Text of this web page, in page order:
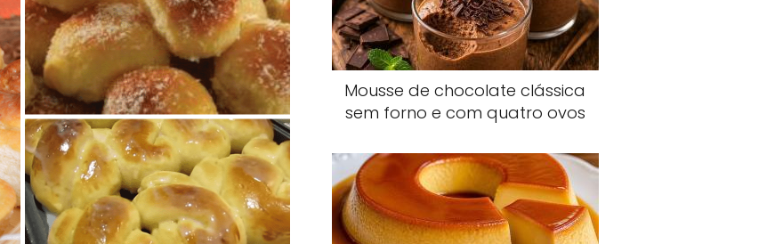
Mousse de chocolate clássica
sem forno e com quatro ovos